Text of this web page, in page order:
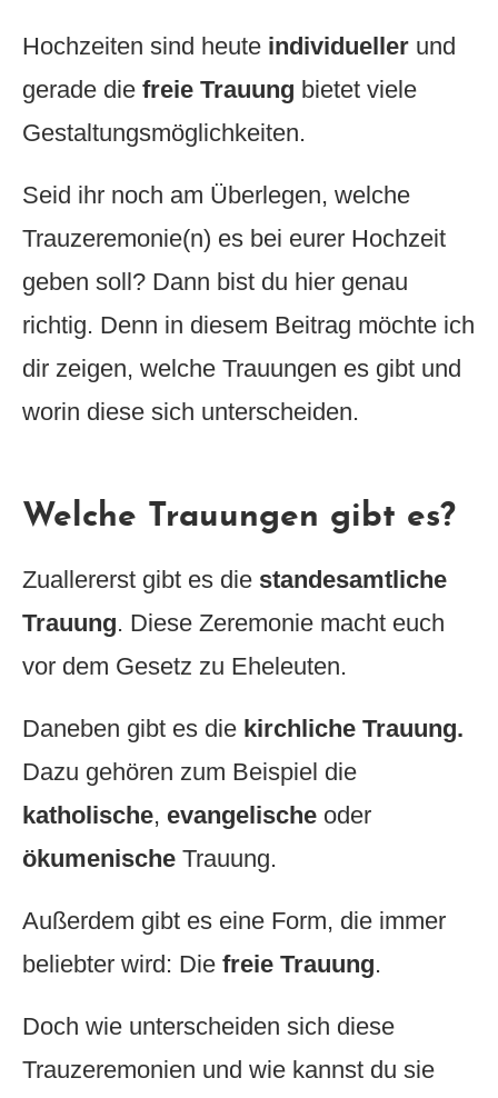
Hochzeiten sind heute individueller und
gerade die freie Trauung bietet viele
Gestaltungsmöglichkeiten.
Seid ihr noch am Überlegen, welche
Trauzeremonie(n) es bei eurer Hochzeit
geben soll? Dann bist du hier genau
richtig. Denn in diesem Beitrag möchte ich
dir zeigen, welche Trauungen es gibt und
worin diese sich unterscheiden.
Welche Trauungen gibt es?
Zuallererst gibt es die standesamtliche
Trauung. Diese Zeremonie macht euch
vor dem Gesetz zu Eheleuten.
Daneben gibt es die kirchliche Trauung.
Dazu gehören zum Beispiel die
katholische, evangelische oder
ökumenische Trauung.
Außerdem gibt es eine Form, die immer
beliebter wird: Die freie Trauung.
Doch wie unterscheiden sich diese
Trauzeremonien und wie kannst du sie